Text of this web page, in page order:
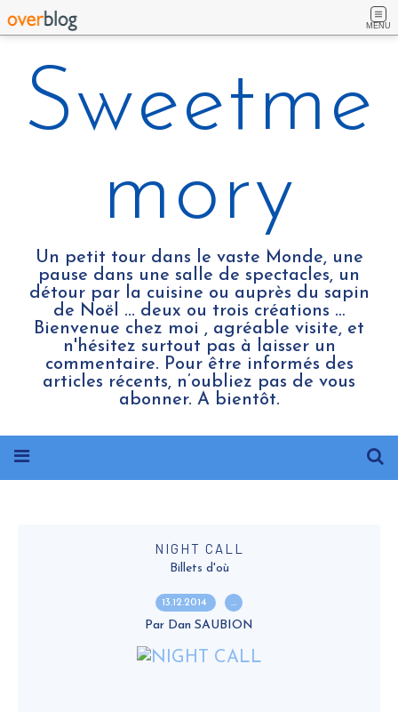
MENU
Sweetme
mory
Un petit tour dans le vaste Monde, une
pause dans une salle de spectacles, un
détour par la cuisine ou auprès du sapin
de Noël ... deux ou trois créations …
Bienvenue chez moi , agréable visite, et
n'hésitez surtout pas à laisser un
commentaire. Pour être informés des
articles récents, n’oubliez pas de vous
abonner. A bientôt.
NIGHT CALL
Billets d'où
13.12.2014 …
Par Dan SAUBION